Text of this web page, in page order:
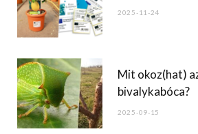
2025-11-24
Mit okoz(hat)
bivalykabóca?
2025-09-15